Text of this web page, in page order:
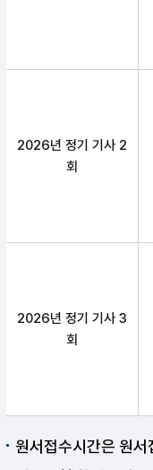
2026년 정기 기사 2
회
2026년 정기 기사 3
회
원서접수시간은 원